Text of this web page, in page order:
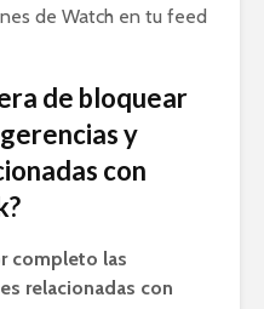
de Watch en tu feed
de bloquear
y
con
completo las
relacionadas con